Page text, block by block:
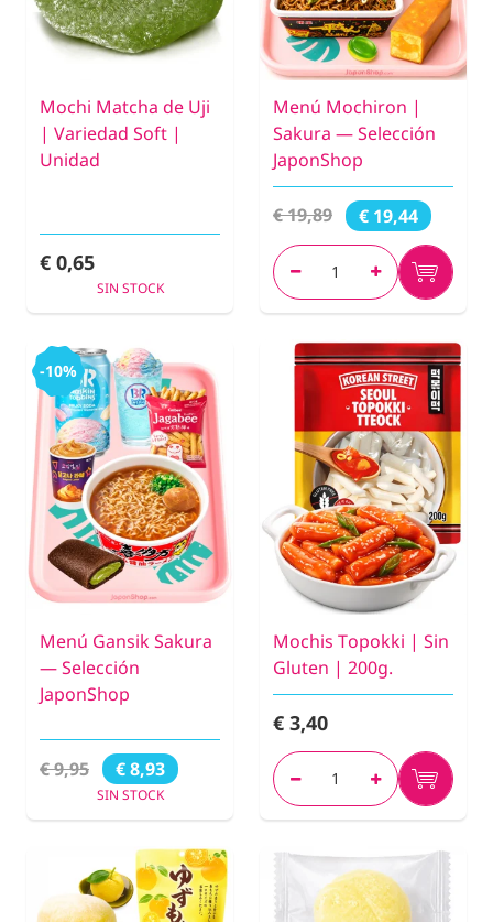
Mochi Matcha de Uji
| Variedad Soft |
Unidad
€ 0,65
SIN STOCK
Menú Mochiron |
Sakura — Selección
JaponShop
€ 19,89 € 19,44
-10%
Menú Gansik Sakura
— Selección
JaponShop
€ 9,95 € 8,93
SIN STOCK
Mochis Topokki | Sin
Gluten | 200g.
€ 3,40